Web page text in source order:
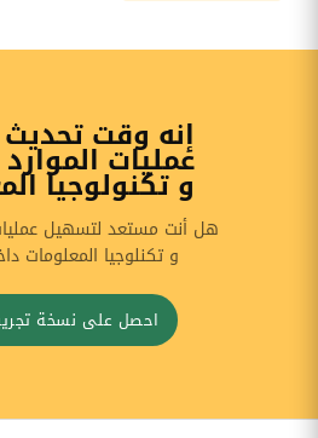
إنه وقت تحديث
عمليات
و تكنولوجيا
هل أنت مستعد لتسهيل
و تكنلوجيا المعلومات
احصل على نسخة